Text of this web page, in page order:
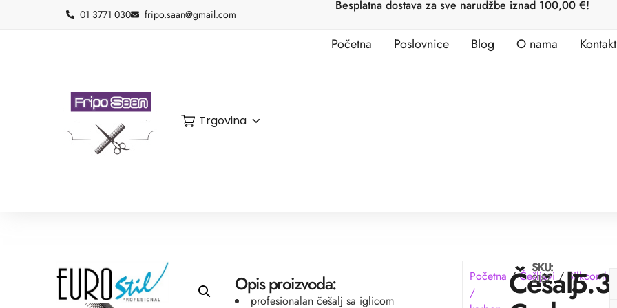
01 3771 030 fripo.saan@gmail.com
Besplatna dostava za sve narudžbe iznad 100,00 €!
Trgovina
Početna Poslovnice Blog O nama Kontakt
Opis proizvoda:
profesionalan češalj sa iglicom
Početna /Češljevi/ Silkcomb
/
Češalj
SKU:
2187